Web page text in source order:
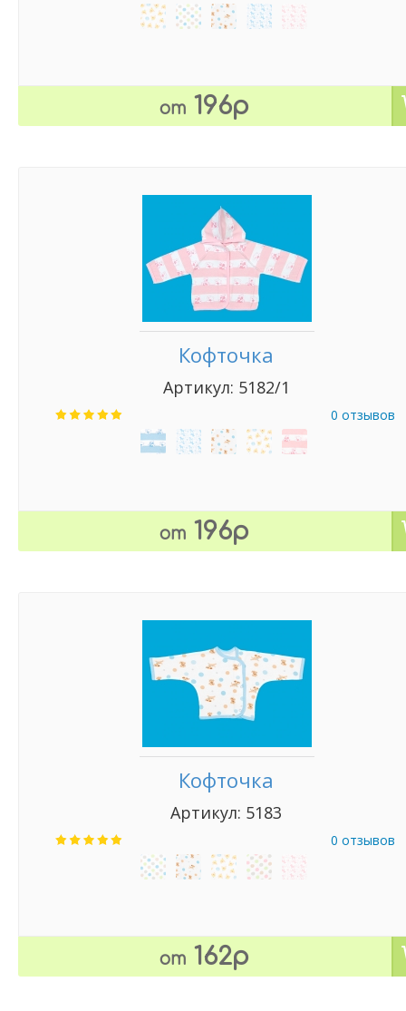
от 196р
Кофточка
Артикул: 5182/1
0 отзывов
от 196р
Кофточка
Артикул: 5183
0 отзывов
от 162р